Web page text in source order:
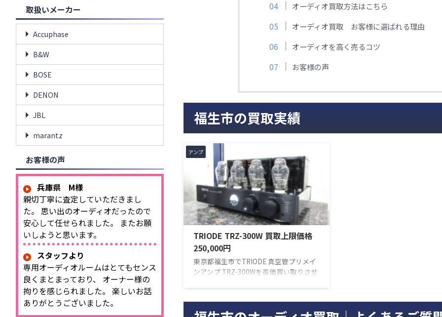
オーディオ買取方法はこちら
オーディオ買取 お客様に選ばれる理由
オーディオを高く売るコツ
お客様の声
福生市の買取実績
アンプ
TRIODE TRZ-300W 買取上限価格
250,000円
東京都福生市でTRIODE 真空管プリメイ
ンアンプ TRZ-300Wを高価買い取りさせ
の販売終了に変わり、創業25周年の節目
に300Bの真空管の持つ魅力を全面に押
取扱いメーカー
Accuphase
B&W
BOSE
DENON
JBL
marantz
お客様の声
兵庫県 M様
親切丁寧に査定していただきまし
た。 思い出のオーディオだったので
安心して任せられました。 またお願
いしようと思います。
スタッフより
専用オーディオルームはとてもセンス
良くまとまっており、 オーナー様の
拘りを感じられました。 楽しいお話
ありがとうございました。